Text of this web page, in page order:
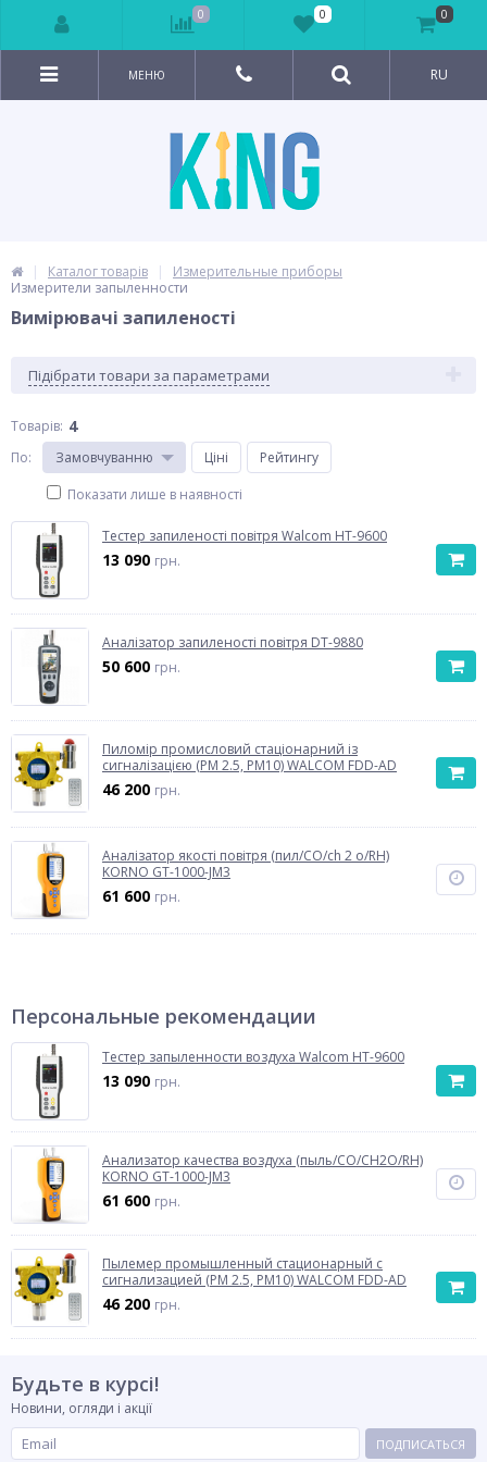
МЕНЮ RU
Каталог товарів
Измерительные приборы
Измерители запыленности
Вимірювачі запиленості
Підібрати товари за параметрами
Товарів: 4
По: Замовчуванню Ціні
Рейтингу
Показати лише в наявності
Тестер запиленості повітря Walcom HT-9600
13 090 грн.
Аналізатор запиленості повітря DT-9880
50 600 грн.
Пиломір промисловий стаціонарний із
сигналізацією (PM 2.5, PM10) WALCOM FDD-AD
46 200 грн.
Аналізатор якості повітря (пил/CO/ch 2 o/RH)
KORNO GT-1000-JM3
61 600 грн.
Персональные рекомендации
Тестер запыленности воздуха Walcom HT-9600
13 090 грн.
Анализатор качества воздуха (пыль/CO/CH2O/RH)
KORNO GT-1000-JM3
61 600 грн.
Пылемер промышленный стационарный с
сигнализацией (PM 2.5, PM10) WALCOM FDD-AD
46 200 грн.
Будьте в курсі!
Новини, огляди і акції
ПОДПИСАТЬСЯ
0 0 0